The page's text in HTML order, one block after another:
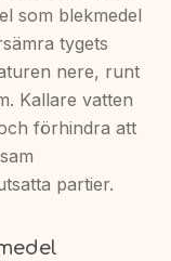
som blekmedel
tygets
nere, runt
Kallare vatten
förhindra att
partier.